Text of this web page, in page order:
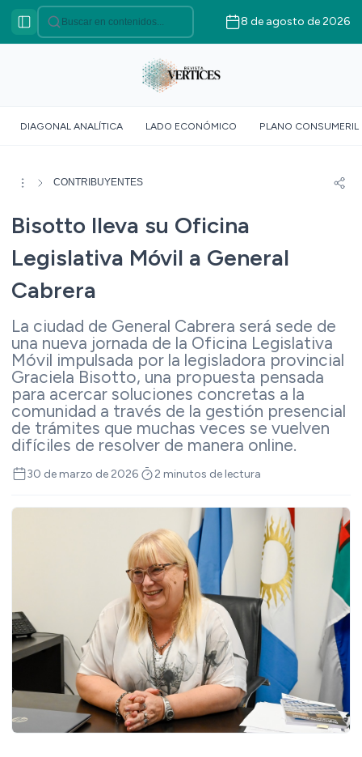
VÉRTICES ASOCIATIVO
VÉRTICES SOBERANÍA
VÉRTICES SUR GLOBAL
DOSSIER GEOMÉTRICO
8 de agosto de 2026
DIAGONAL ANALÍTICA LADO ECONÓMICO PLANO CONSUMERIL
CONTRIBUYENTES
Bisotto lleva su Oficina
Legislativa Móvil a General
Cabrera
La ciudad de General Cabrera será sede de
una nueva jornada de la Oficina Legislativa
Móvil impulsada por la legisladora provincial
Graciela Bisotto, una propuesta pensada
para acercar soluciones concretas a la
comunidad a través de la gestión presencial
de trámites que muchas veces se vuelven
difíciles de resolver de manera online.
30 de marzo de 2026 2 minutos de lectura